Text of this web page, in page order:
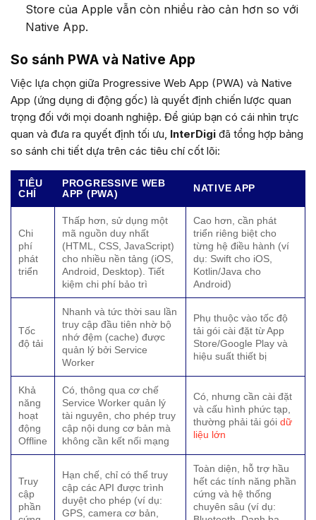
Store của Apple vẫn còn nhiều rào cản hơn so với
Native App.
So sánh PWA và Native App
Việc lựa chọn giữa Progressive Web App (PWA) và Native
App (ứng dụng di động gốc) là quyết định chiến lược quan
trọng đối với mọi doanh nghiệp. Để giúp bạn có cái nhìn trực
quan và đưa ra quyết định tối ưu, InterDigi đã tổng hợp bảng
so sánh chi tiết dựa trên các tiêu chí cốt lõi:
TIÊU
CHÍ
PROGRESSIVE WEB
APP (PWA)
NATIVE APP
Chi
phí
phát
triển
Thấp hơn, sử dụng một
mã nguồn duy nhất
(HTML, CSS, JavaScript)
cho nhiều nền tảng (iOS,
Android, Desktop). Tiết
kiệm chi phí bảo trì
Cao hơn, cần phát
triển riêng biệt cho
từng hệ điều hành (ví
dụ: Swift cho iOS,
Kotlin/Java cho
Android)
Tốc
độ tải
Nhanh và tức thời sau lần
truy cập đầu tiên nhờ bộ
nhớ đệm (cache) được
quản lý bởi Service
Worker
Phụ thuộc vào tốc độ
tải gói cài đặt từ App
Store/Google Play và
hiệu suất thiết bị
Khả
năng
hoạt
động
Offline
Có, thông qua cơ chế
Service Worker quản lý
tài nguyên, cho phép truy
cập nội dung cơ bản mà
không cần kết nối mạng
Có, nhưng cần cài đặt
và cấu hình phức tạp,
thường phải tải gói dữ
liệu lớn
Truy
cập
phần
Hạn chế, chỉ có thể truy
cập các API được trình
duyệt cho phép (ví dụ:
GPS, camera cơ bản,
Toàn diện, hỗ trợ hầu
hết các tính năng phần
cứng và hệ thống
chuyên sâu (ví dụ: